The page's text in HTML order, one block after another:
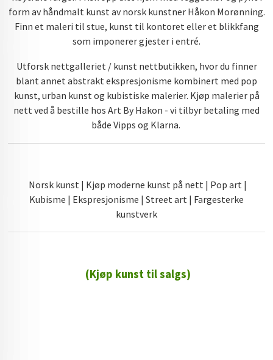
form av håndmalt kunst av norsk kunstner Håkon Morønning.
Finn et maleri til stue, kunst til kontoret eller et blikkfang
som imponerer gjester i entré.
Utforsk nettgalleriet / kunst nettbutikken, hvor du finner
blant annet abstrakt ekspresjonisme kombinert med pop
kunst, urban kunst og kubistiske malerier. Kjøp malerier på
nett ved å bestille hos Art By Hakon - vi tilbyr betaling med
både Vipps og Klarna.
Norsk kunst | Kjøp moderne kunst på nett | Pop art |
Kubisme | Ekspresjonisme | Street art | Fargesterke
kunstverk
(Kjøp kunst til salgs)